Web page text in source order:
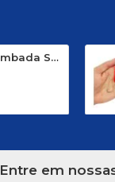
Regulador de Chumbada STOP Nº 1
Entre em